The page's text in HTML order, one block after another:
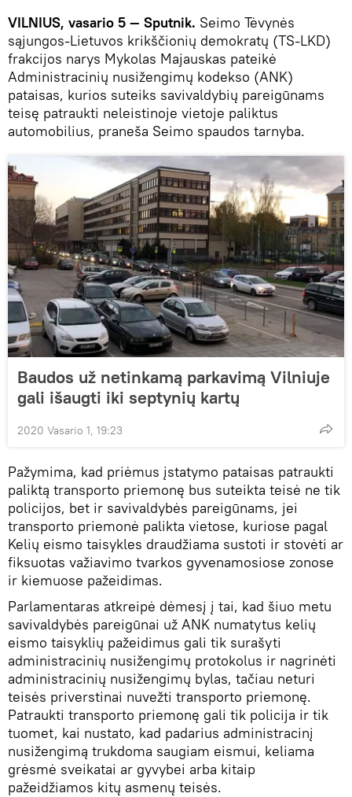
VILNIUS, vasario 5 — Sputnik. Seimo Tėvynės
sąjungos-Lietuvos krikščionių demokratų (TS-LKD)
frakcijos narys Mykolas Majauskas pateikė
Administracinių nusižengimų kodekso (ANK)
pataisas, kurios suteiks savivaldybių pareigūnams
teisę patraukti neleistinoje vietoje paliktus
automobilius, praneša Seimo spaudos tarnyba.
Baudos už netinkamą parkavimą Vilniuje
gali išaugti iki septynių kartų
2020 Vasario 1, 19:23
Pažymima, kad priėmus įstatymo pataisas patraukti
paliktą transporto priemonę bus suteikta teisė ne tik
policijos, bet ir savivaldybės pareigūnams, jei
transporto priemonė palikta vietose, kuriose pagal
Kelių eismo taisykles draudžiama sustoti ir stovėti ar
fiksuotas važiavimo tvarkos gyvenamosiose zonose
ir kiemuose pažeidimas.
Parlamentaras atkreipė dėmesį į tai, kad šiuo metu
savivaldybės pareigūnai už ANK numatytus kelių
eismo taisyklių pažeidimus gali tik surašyti
administracinių nusižengimų protokolus ir nagrinėti
administracinių nusižengimų bylas, tačiau neturi
teisės priverstinai nuvežti transporto priemonę.
Patraukti transporto priemonę gali tik policija ir tik
tuomet, kai nustato, kad padarius administracinį
nusižengimą trukdoma saugiam eismui, keliama
grėsmė sveikatai ar gyvybei arba kitaip
pažeidžiamos kitų asmenų teisės.